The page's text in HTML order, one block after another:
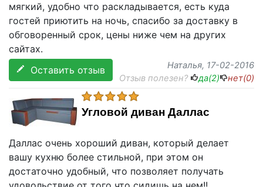
мягкий, удобно что раскладывается, есть куда
гостей приютить на ночь, спасибо за доставку в
обговоренный срок, цены ниже чем на других
сайтах.
Оставить отзыв
Наталья, 17-02-2016
Отзыв полезен?
да(2) нет(0)
Угловой диван Даллас
Даллас очень хороший диван, который делает
вашу кухню более стильной, при этом он
достаточно удобный, что позволяет получать